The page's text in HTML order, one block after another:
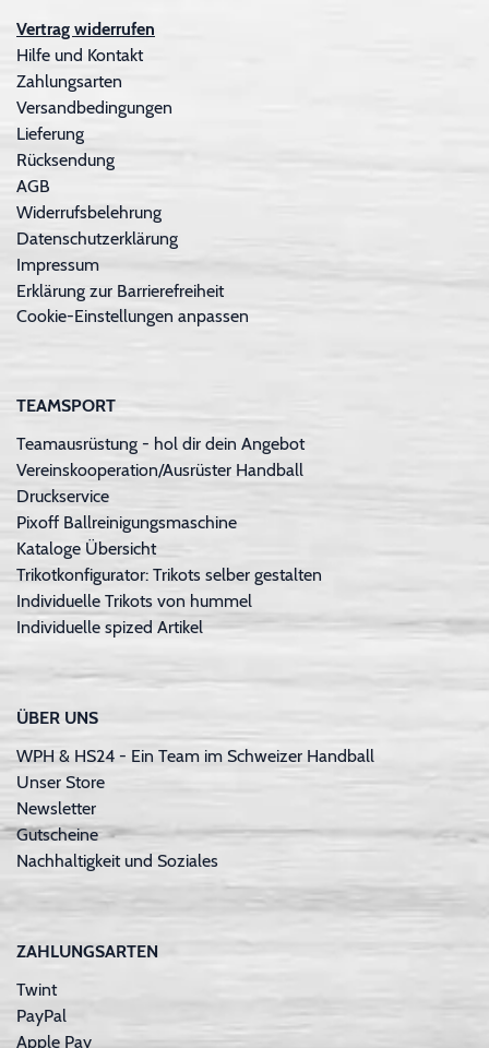
Vertrag widerrufen
Hilfe und Kontakt
Zahlungsarten
Versandbedingungen
Lieferung
Rücksendung
AGB
Widerrufsbelehrung
Datenschutzerklärung
Impressum
Erklärung zur Barrierefreiheit
Cookie-Einstellungen anpassen
TEAMSPORT
Teamausrüstung - hol dir dein Angebot
Vereinskooperation/Ausrüster Handball
Druckservice
Pixoff Ballreinigungsmaschine
Kataloge Übersicht
Trikotkonfigurator: Trikots selber gestalten
Individuelle Trikots von hummel
Individuelle spized Artikel
ÜBER UNS
WPH & HS24 - Ein Team im Schweizer Handball
Unser Store
Newsletter
Gutscheine
Nachhaltigkeit und Soziales
ZAHLUNGSARTEN
Twint
PayPal
Apple Pay